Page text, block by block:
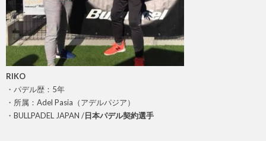
RIKO
・パデル歴：5年
・所属：Adel Pasia（アデルパジア）
・BULLPADEL JAPAN /日本パデル契約選手